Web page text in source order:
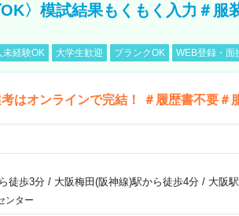
OK〉模試結果もくもく入力＃服
未経験OK 大学生歓迎 ブランクOK WEB登録・面
考はオンラインで完結！ ＃履歴書不要＃
徒歩3分/ 大阪梅田(阪神線)駅から徒歩4分/ 大阪
ンター